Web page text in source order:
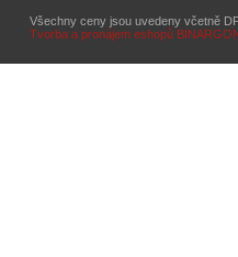
Všechny ceny jsou uvedeny včetně
Tvorba a pronájem eshopů